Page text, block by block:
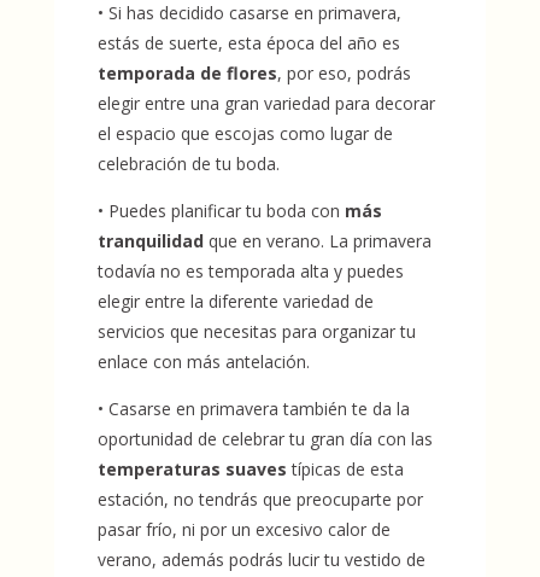
• Si has decidido casarse en primavera,
estás de suerte, esta época del año es
temporada de flores, por eso, podrás
elegir entre una gran variedad para decorar
el espacio que escojas como lugar de
celebración de tu boda.
• Puedes planificar tu boda con más
tranquilidadque en verano. La primavera
todavía no es temporada alta y puedes
elegir entre la diferente variedad de
servicios que necesitas para organizar tu
enlace con más antelación.
• Casarse en primavera también te da la
oportunidad de celebrar tu gran día con las
temperaturas suaves típicas de esta
estación, no tendrás que preocuparte por
pasar frío, ni por un excesivo calor de
verano, además podrás lucir tu vestido de